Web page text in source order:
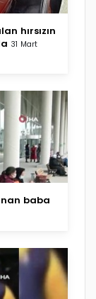
hırsızın
31 Mart
baba